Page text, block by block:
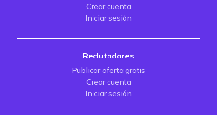
Crear cuenta
Iniciar sesión
Reclutadores
Publicar oferta gratis
Crear cuenta
Iniciar sesión